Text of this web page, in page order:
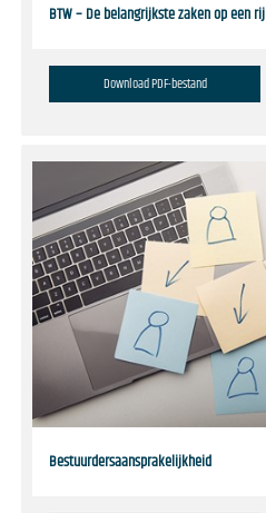
BTW – De belangrijkste zaken op een rij
Download PDF-bestand
Bestuurdersaansprakelijkheid